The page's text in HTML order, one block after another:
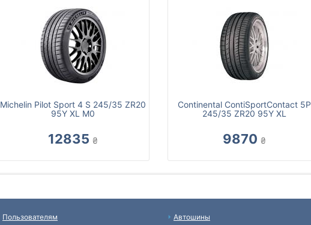
Michelin Pilot Sport 4 S 245/35 ZR20
95Y XL M0
12835 ₴
Continental ContiSportContact 5P
245/35 ZR20 95Y XL
9870 ₴
Пользователям Автошины